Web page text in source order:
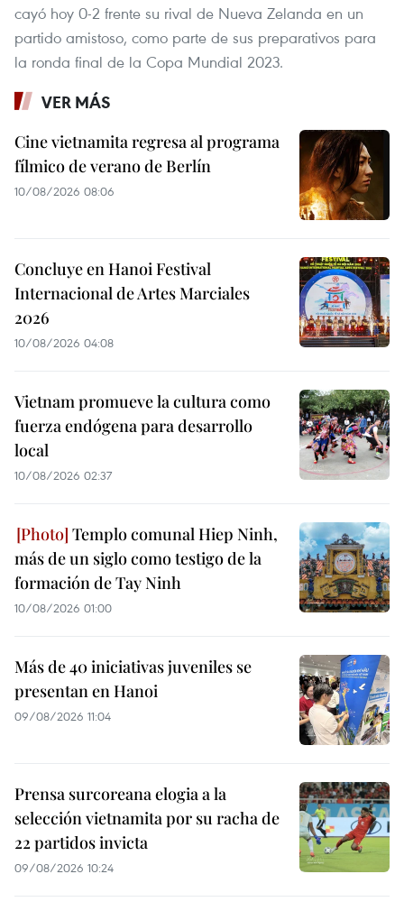
cayó hoy 0-2 frente su rival de Nueva Zelanda en un
partido amistoso, como parte de sus preparativos para
la ronda final de la Copa Mundial 2023.
VER MÁS
Cine vietnamita regresa al programa
fílmico de verano de Berlín
10/08/2026 08:06
Concluye en Hanoi Festival
Internacional de Artes Marciales
2026
10/08/2026 04:08
Vietnam promueve la cultura como
fuerza endógena para desarrollo
local
10/08/2026 02:37
Templo comunal Hiep Ninh,
más de un siglo como testigo de la
formación de Tay Ninh
10/08/2026 01:00
Más de 40 iniciativas juveniles se
presentan en Hanoi
09/08/2026 11:04
Prensa surcoreana elogia a la
selección vietnamita por su racha de
22 partidos invicta
09/08/2026 10:24